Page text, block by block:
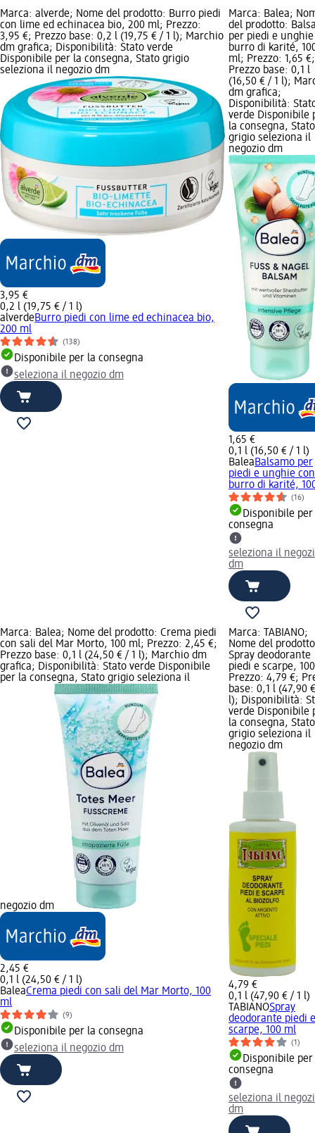
Marca: alverde; Nome del prodotto: Burro piedi
con lime ed echinacea bio, 200 ml; Prezzo:
3,95 €; Prezzo base: 0,2 l (19,75 € / 1 l); Marchio
dm grafica; Disponibilità: Stato verde
Disponibile per la consegna, Stato grigio
seleziona il negozio dm
3,95 €
0,2 l (19,75 € / 1 l)
alverdeBurro piedi con lime ed echinacea bio,
200 ml
(138)
Disponibile per la consegna
seleziona il negozio dm
Marca: Balea;
del prodotto:
per piedi e
burro di karité,
ml; Prezzo: 1,65 €;
Prezzo base: 0,1 l
(16,50 € / 1 l);
dm grafica;
Disponibilità:
verde Disponibile
la consegna, Stato
grigio seleziona il
negozio dm
1,65 €
0,1 l (16,50 € / 1 l)
BaleaBalsamo per
piedi e unghie con
burro di karité,
(16)
Disponibile per
consegna
seleziona il
dm
Marca: Balea; Nome del prodotto: Crema piedi
con sali del Mar Morto, 100 ml; Prezzo: 2,45 €;
Prezzo base: 0,1 l (24,50 € / 1 l); Marchio dm
grafica; Disponibilità: Stato verde Disponibile
per la consegna, Stato grigio seleziona il
negozio dm
2,45 €
0,1 l (24,50 € / 1 l)
BaleaCrema piedi con sali del Mar Morto, 100
ml
(9)
Disponibile per la consegna
seleziona il negozio dm
Marca: TABIANO;
Nome del
Spray deodorante
piedi e scarpe,
Prezzo: 4,79 €;
base: 0,1 l (47,90
l); Disponibilità:
verde Disponibile
la consegna, Stato
grigio seleziona il
negozio dm
4,79 €
0,1 l (47,90 € / 1 l)
TABIANOSpray
deodorante piedi e
scarpe, 100 ml
(1)
Disponibile per
consegna
seleziona il
dm